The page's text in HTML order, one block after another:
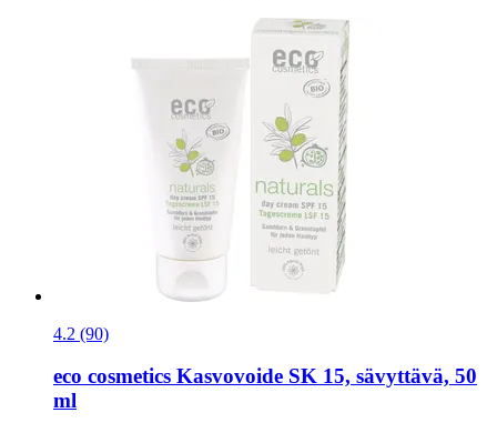
4.2 (90)
eco cosmetics Kasvovoide SK 15, sävyttävä, 50
ml